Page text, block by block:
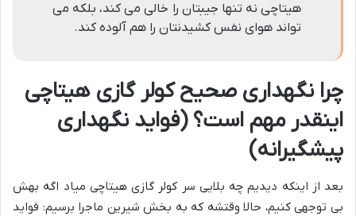
هیتاچی نه تنها جیبتان را خالی می کند، بلکه می
تواند هوای نفس کشیدنتان را هم آلوده کند.
چرا نگهداری صحیح کولر گازی هیتاچی
اینقدر مهم است؟ (فواید نگهداری
پیشگیرانه)
بعد از اینکه دیدیم چه بلایی سر کولر گازی هیتاچی میاد اگه بهش
بی توجهی کنیم، حالا وقتشه که به بخش شیرین ماجرا برسیم: فواید